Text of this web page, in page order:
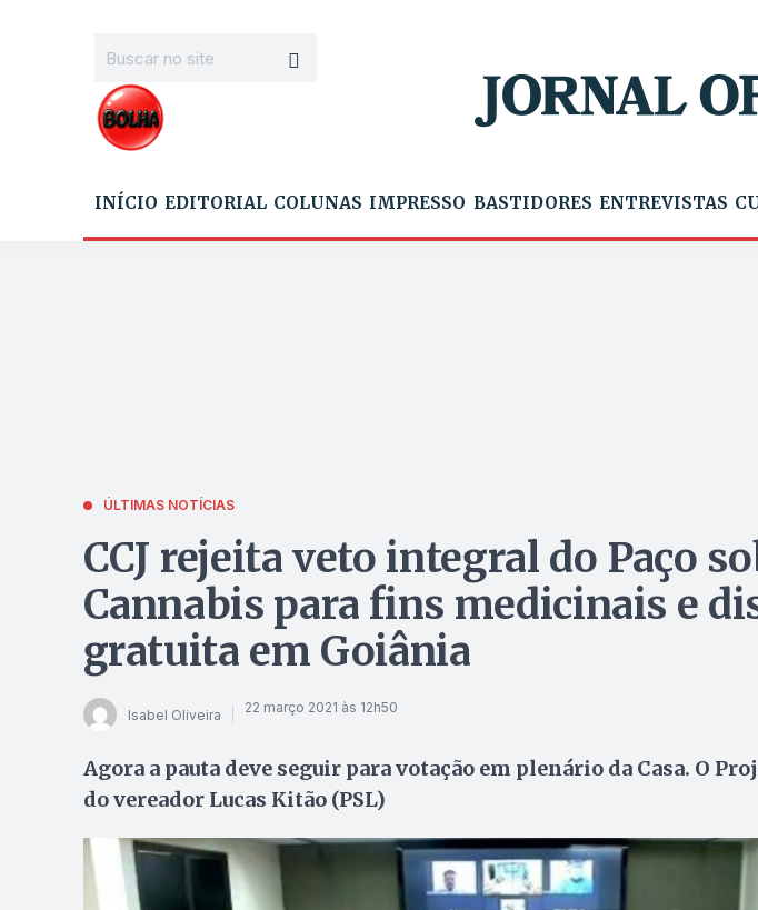
INÍCIO EDITORIAL COLUNAS IMPRESSO BASTIDORES ENTREVISTAS
ÚLTIMAS NOTÍCIAS
CCJ rejeita veto integral do Paço
Cannabis para fins medicinais e
gratuita em Goiânia
Isabel Oliveira 22 março 2021 às 12h50
Agora a pauta deve seguir para votação em plenário da Casa. O
do vereador Lucas Kitão (PSL)